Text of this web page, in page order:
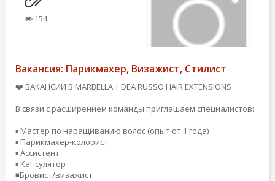
154
Вакансия: Парикмахер, Визажист, Стилист
❤️ ВАКАНСИИ В MARBELLA | DEA RUSSO HAIR EXTENSIONS
В связи с расширением команды приглашаем специалистов:
▪️ Мастер по наращиванию волос (опыт от 1 года)
▪️ Парикмахер-колорист
▪️ Ассистент
▪️ Капсулятор
◾️Бровист/визажист